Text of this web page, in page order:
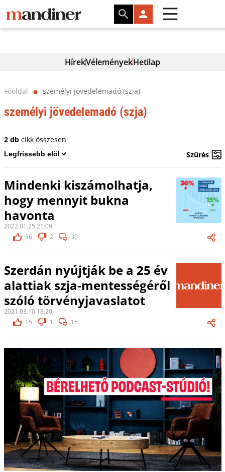
HírekVéleményekHetilap
Főoldal ⬤ személyi jövedelemadó (szja)
személyi jövedelemadó (szja)
2 dbcikk összesen
Szűrés
Mindenki kiszámolhatja,
hogy mennyit bukna
havonta
2022.01.25 21:09
36
2 30
Szerdán nyújtják be a 25 év
alattiak szja-mentességéről
szóló törvényjavaslatot
2021.03.10 18:20
15
1 15